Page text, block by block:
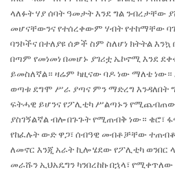
ላለፉት ሃያ ሰባት ዓመታት እንደ ግል ንብረታቸው
መሆናቸውንና የተሰረቀውም ሃብት የተከማቸው
ባንኮችና በተለያዩ ሰዎች ስም ስለሆነ ክትትል
በጣም የመነመነ በመሆኑ ያገሪቷ ኤኮኖሚ እንደ
ይመስለኛል። ዛሬም ካዚናው ባዶ ነው ማለቴ ነው።
ወጣቱ ደግሞ ሥራ ያጣና ምን ማድረግ እንዳለበት
ፍትሓዊ ይሆንና የፖሊቲካ ሥልጣኑን
ያስገኝልኛል ብሎ በጉጉት የሚጠብቅ ነው። ቄሮ፣
የከፈሉት ውድ ዋጋ፣ ሰብዓዊ መብቶቻቸው
ለመኖር እንጂ አራት ኪሎ ሄደው የፖሊቲካ ወንበር
መራሹን ኢህአዴግን ካንበረከኩ በኋላ፣